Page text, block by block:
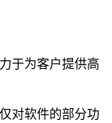
于为客户提供高
对软件的部分功